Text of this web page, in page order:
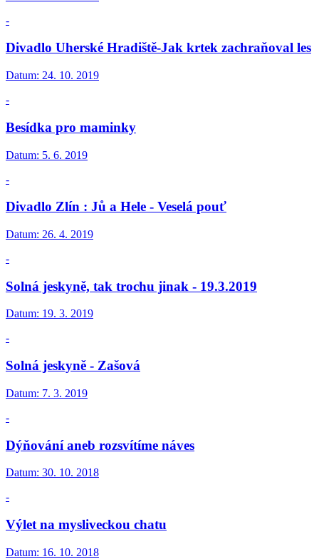
-
Divadlo Uherské Hradiště-Jak krtek zachraňoval les
Datum: 24. 10. 2019
-
Besídka pro maminky
Datum: 5. 6. 2019
-
Divadlo Zlín : Jů a Hele - Veselá pouť
Datum: 26. 4. 2019
-
Solná jeskyně, tak trochu jinak - 19.3.2019
Datum: 19. 3. 2019
-
Solná jeskyně - Zašová
Datum: 7. 3. 2019
-
Dýňování aneb rozsvítíme náves
Datum: 30. 10. 2018
-
Výlet na mysliveckou chatu
Datum: 16. 10. 2018